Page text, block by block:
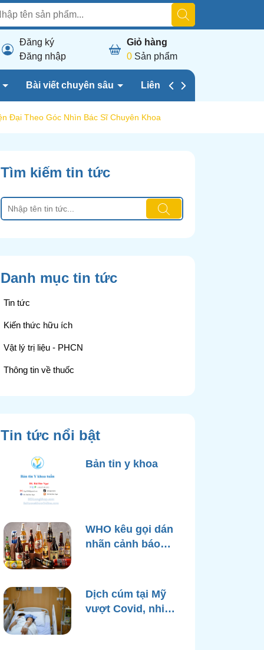
Đăng ký
Đăng nhập
Giỏ hàng
0 Sản phẩm
Bài viết chuyên sâu Liên hệ chúng tôi
Đại Theo Góc Nhìn Bác Sĩ Chuyên Khoa
Tìm kiếm tin tức
Danh mục tin tức
Tin tức
Kiến thức hữu ích
Vật lý trị liệu - PHCN
Thông tin về thuốc
Tin tức nổi bật
Bản tin y khoa
WHO kêu gọi dán
nhãn cảnh báo
Dịch cúm tại Mỹ
vượt Covid, nhiều